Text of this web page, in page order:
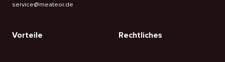
service@meateor.de
Vorteile Rechtliches